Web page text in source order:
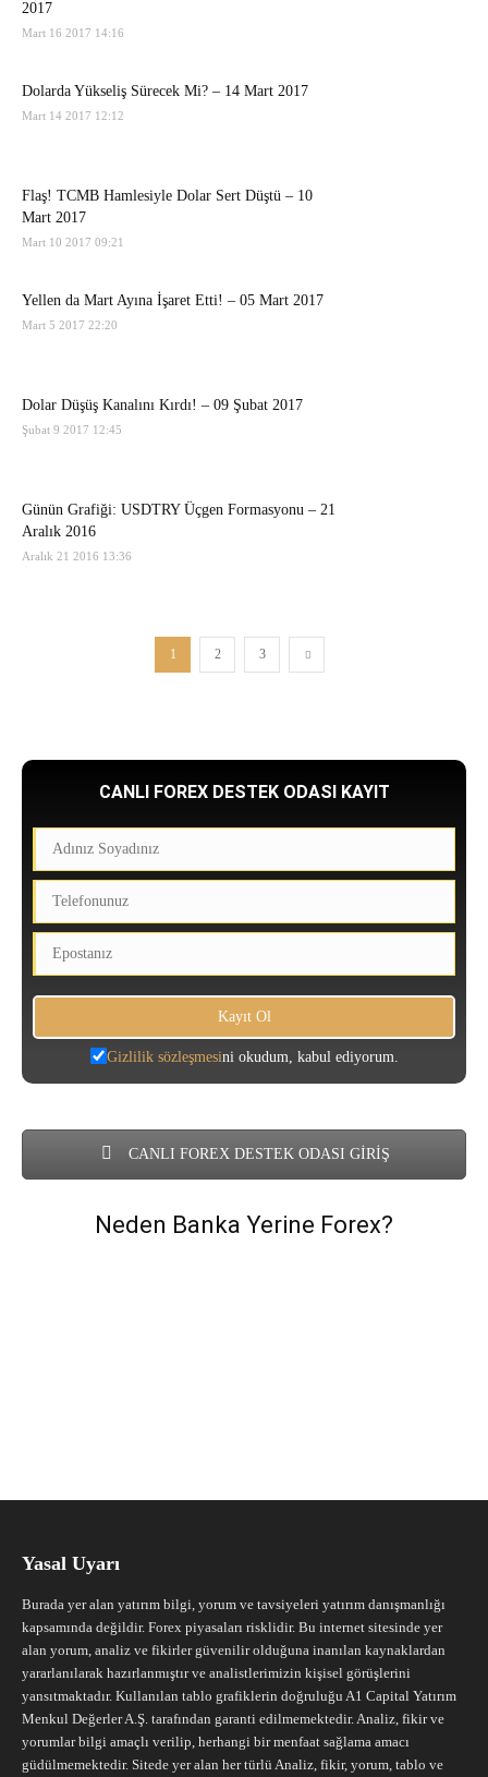
2017
Mart 16 2017 14:16
Dolarda Yükseliş Sürecek Mi? – 14 Mart 2017
Mart 14 2017 12:12
Flaş! TCMB Hamlesiyle Dolar Sert Düştü – 10
Mart 2017
Mart 10 2017 09:21
Yellen da Mart Ayına İşaret Etti! – 05 Mart 2017
Mart 5 2017 22:20
Dolar Düşüş Kanalını Kırdı! – 09 Şubat 2017
Şubat 9 2017 12:45
Günün Grafiği: USDTRY Üçgen Formasyonu – 21
Aralık 2016
Aralık 21 2016 13:36
1 2 3
CANLI FOREX DESTEK ODASI KAYIT
Gizlilik sözleşmesini okudum, kabul ediyorum.
CANLI FOREX DESTEK ODASI GİRİŞ
Neden Banka Yerine Forex?
Yasal Uyarı
Burada yer alan yatırım bilgi, yorum ve tavsiyeleri yatırım danışmanlığı
kapsamında değildir. Forex piyasaları risklidir. Bu internet sitesinde yer
alan yorum, analiz ve fikirler güvenilir olduğuna inanılan kaynaklardan
yararlanılarak hazırlanmıştır ve analistlerimizin kişisel görüşlerini
yansıtmaktadır. Kullanılan tablo grafiklerin doğruluğu A1 Capital Yatırım
Menkul Değerler A.Ş. tarafından garanti edilmemektedir. Analiz, fikir ve
yorumlar bilgi amaçlı verilip, herhangi bir menfaat sağlama amacı
güdülmemektedir. Sitede yer alan her türlü Analiz, fikir, yorum, tablo ve